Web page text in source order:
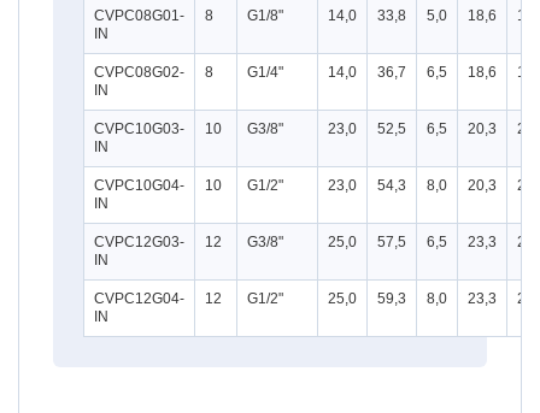
CVPC08G01-
IN
8 G1/8" 14,0 33,8 5,0 18,6 14
CVPC08G02-
IN
8 G1/4" 14,0 36,7 6,5 18,6 15
CVPC10G03-
IN
10 G3/8" 23,0 52,5 6,5 20,3 22
CVPC10G04-
IN
10 G1/2" 23,0 54,3 8,0 20,3 24
CVPC12G03-
IN
12 G3/8" 25,0 57,5 6,5 23,3 24
CVPC12G04-
IN
12 G1/2" 25,0 59,3 8,0 23,3 24